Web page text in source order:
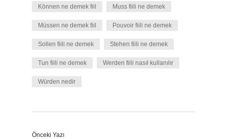
Können ne demek fiil Muss fiili ne demek
Müssen ne demek fiil Pouvoir fiili ne demek
Sollen fiili ne demek Stehen fiili ne demek
Tun fiili ne demek Werden fiili nasıl kullanılır
Würden nedir
Önceki Yazı